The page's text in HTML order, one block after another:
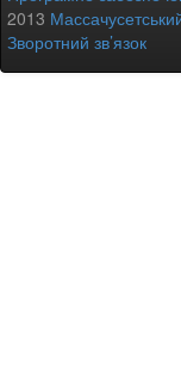
2013
Зворотний зв’язок